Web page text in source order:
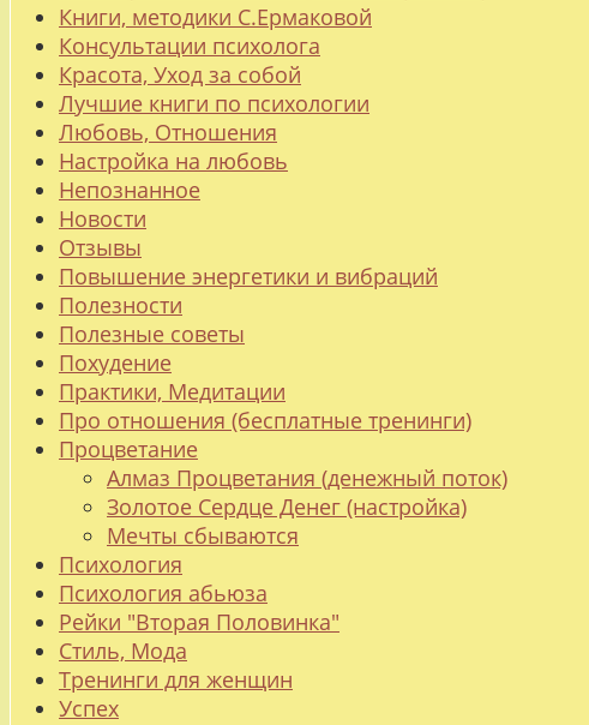
Книги, методики С.Ермаковой
Консультации психолога
Красота, Уход за собой
Лучшие книги по психологии
Любовь, Отношения
Настройка на любовь
Непознанное
Новости
Отзывы
Повышение энергетики и вибраций
Полезности
Полезные советы
Похудение
Практики, Медитации
Про отношения (бесплатные тренинги)
Процветание
Алмаз Процветания (денежный поток)
Золотое Сердце Денег (настройка)
Мечты сбываются
Психология
Психология абьюза
Рейки "Вторая Половинка"
Стиль, Мода
Тренинги для женщин
Успех